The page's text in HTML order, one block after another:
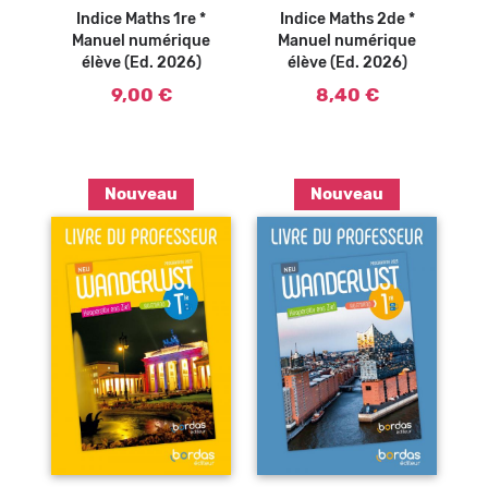
Indice Maths 1re *
Manuel numérique
élève (Ed. 2026)
9,00 €
Indice Maths 2de *
Manuel numérique
élève (Ed. 2026)
8,40 €
Nouveau
Ajouter au
Nouveau
Ajouter au